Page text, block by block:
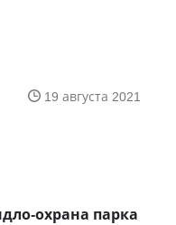
19 августа 2021
охрана парка